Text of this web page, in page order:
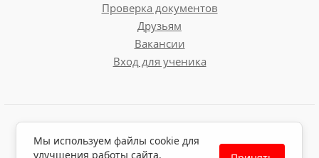
Проверка документов
Друзьям
Вакансии
Вход для ученика
Политика обработки персональных данных
Мы используем файлы cookie для
улучшения работы сайта.